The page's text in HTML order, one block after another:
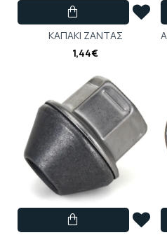
ΚΑΠΑΚΙ ΖΑΝΤΑΣ
1,44€